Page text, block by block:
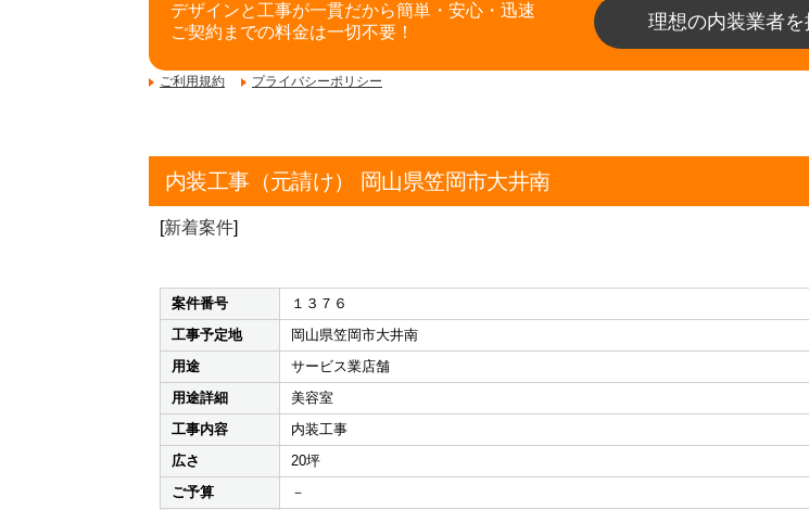
デザインと工事が一貫だから簡単・安心・迅速
ご契約までの料金は一切不要！
理想の内装業者を
ご利用規約 プライバシーポリシー
内装工事（元請け） 岡山県笠岡市大井南
[新着案件]
案件番号
１３７６
工事予定地
岡山県笠岡市大井南
用途
サービス業店舗
用途詳細
美容室
工事内容
内装工事
広さ
20坪
ご予算
－